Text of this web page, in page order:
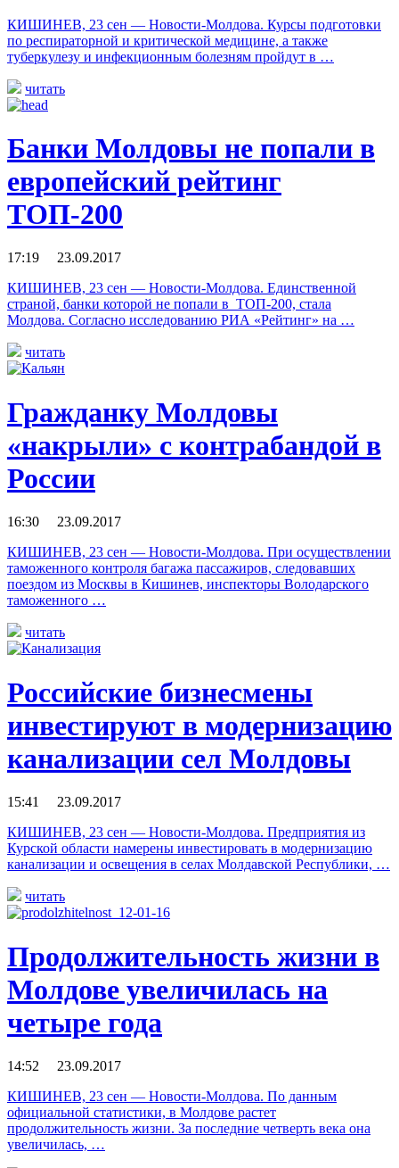
КИШИНЕВ, 23 сен — Новости-Молдова. Курсы подготовки
по респираторной и критической медицине, а также
туберкулезу и инфекционным болезням пройдут в …
читать
Банки Молдовы не попали в
европейский рейтинг
ТОП-200
17:19 23.09.2017
КИШИНЕВ, 23 сен — Новости-Молдова. Единственной
страной, банки которой не попали в ТОП-200, стала
Молдова. Согласно исследованию РИА «Рейтинг» на …
читать
Гражданку Молдовы
«накрыли» с контрабандой в
России
16:30 23.09.2017
КИШИНЕВ, 23 сен — Новости-Молдова. При осуществлении
таможенного контроля багажа пассажиров, следовавших
поездом из Москвы в Кишинев, инспекторы Володарского
таможенного …
читать
Российские бизнесмены
инвестируют в модернизацию
канализации сел Молдовы
15:41 23.09.2017
КИШИНЕВ, 23 сен — Новости-Молдова. Предприятия из
Курской области намерены инвестировать в модернизацию
канализации и освещения в селах Молдавской Республики, …
читать
Продолжительность жизни в
Молдове увеличилась на
четыре года
14:52 23.09.2017
КИШИНЕВ, 23 сен — Новости-Молдова. По данным
официальной статистики, в Молдове растет
продолжительность жизни. За последние четверть века она
увеличилась, …